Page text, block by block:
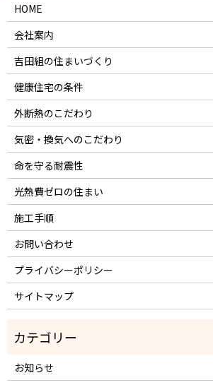
HOME
会社案内
吉田組の住まいづくり
健康住宅の条件
外断熱のこだわり
気密・換気へのこだわり
命を守る耐震性
光熱費ゼロの住まい
施工手順
お問い合わせ
プライバシーポリシー
サイトマップ
お知らせ